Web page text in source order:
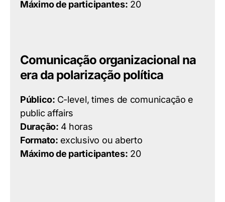
Máximo de participantes: 20
Comunicação organizacional na
era da polarização política
Público: C-level, times de comunicação e
public affairs
Duração: 4 horas
Formato: exclusivo ou aberto
Máximo de participantes: 20